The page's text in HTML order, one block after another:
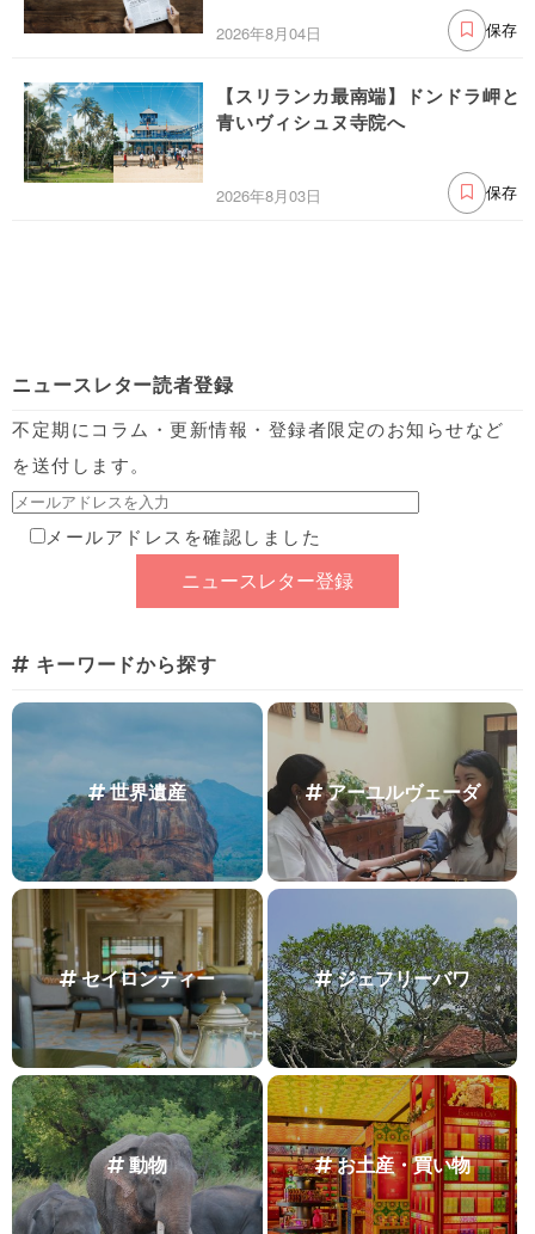
2026年8月04日 保存
【スリランカ最南端】ドンドラ岬と
青いヴィシュヌ寺院へ
2026年8月03日 保存
ニュースレター読者登録
不定期にコラム・更新情報・登録者限定のお知らせなど
を送付します。
メールアドレスを確認しました
キーワードから探す
世界遺産 アーユルヴェーダ
セイロンティー ジェフリーバワ
動物 お土産・買い物